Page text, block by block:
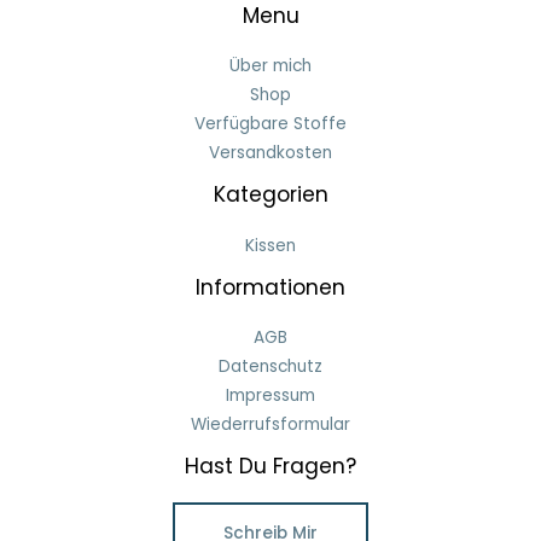
Menu
Über mich
Shop
Verfügbare Stoffe
Versandkosten
Kategorien
Kissen
Informationen
AGB
Datenschutz
Impressum
Wiederrufsformular
Hast Du Fragen?
Schreib Mir